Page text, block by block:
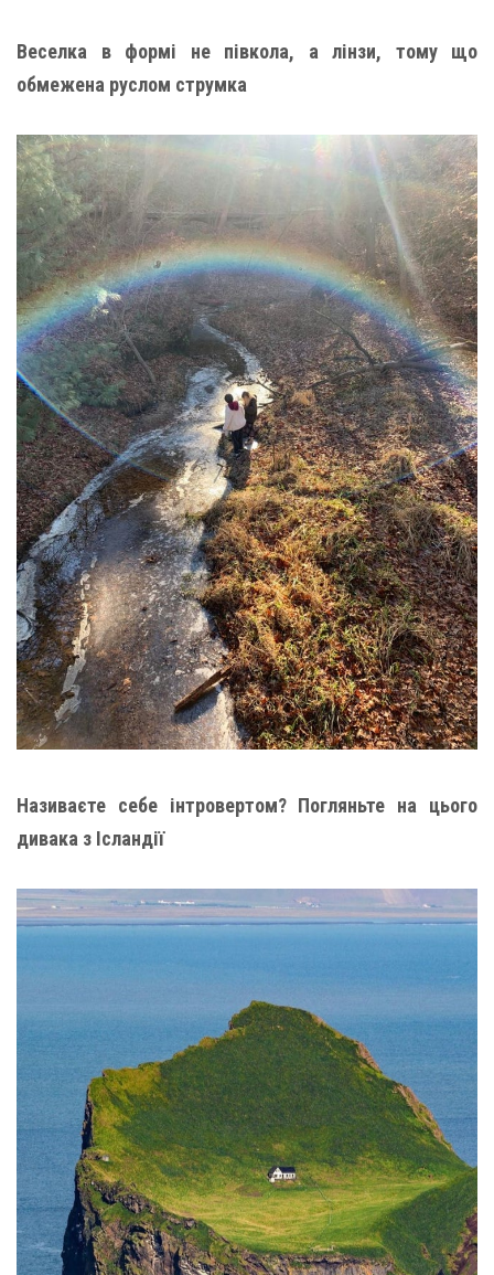
Веселка в формі не півкола, а лінзи, тому що
обмежена руслом струмка
Називаєте себе інтровертом? Погляньте на цього
дивака з Ісландії